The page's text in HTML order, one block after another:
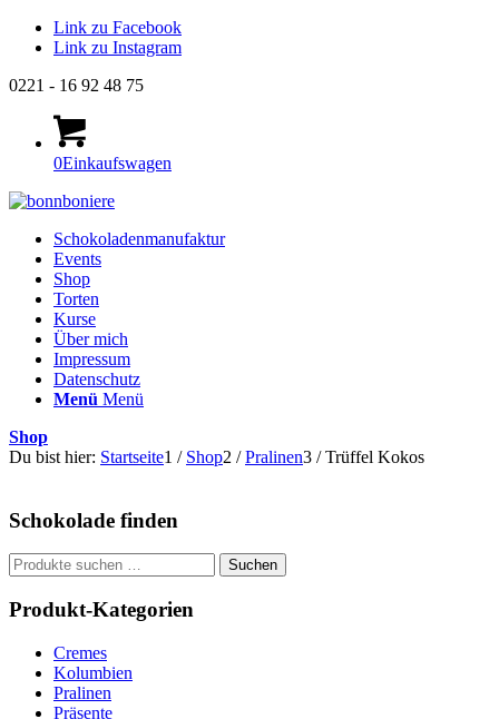
Link zu Facebook
Link zu Instagram
0221 - 16 92 48 75
0Einkaufswagen
Schokoladenmanufaktur
Events
Shop
Torten
Kurse
Über mich
Impressum
Datenschutz
Menü Menü
Shop
Du bist hier: Startseite1 / Shop2 / Pralinen3 / Trüffel Kokos
Schokolade finden
Suchen
nach:
Suchen
Produkt-Kategorien
Cremes
Kolumbien
Pralinen
Präsente